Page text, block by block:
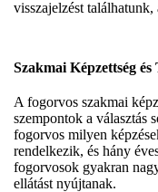
visszajelzést
Szakmai Képzettség és
A fogorvos szakmai
szempontok a választás
fogorvos milyen
rendelkezik, és hány
fogorvosok gyakran
ellátást nyújtanak.